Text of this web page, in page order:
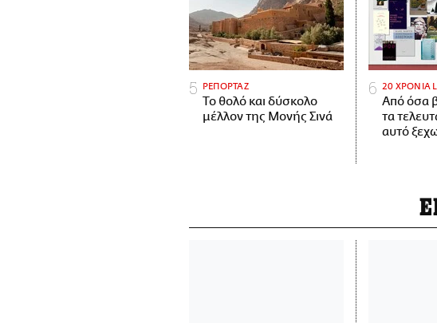
ΡΕΠΟΡΤΑΖ
Το θολό και δύσκολο
μέλλον της Μονής Σινά
20 ΧΡΟΝΙΑ
Από όσα
τα
αυτό